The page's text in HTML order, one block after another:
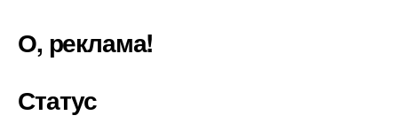
О, реклама!
Статус